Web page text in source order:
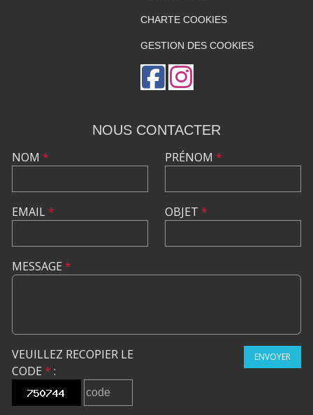
CHARTE COOKIES
GESTION DES COOKIES
NOUS CONTACTER
NOM *
EMAIL*
PRÉNOM *
OBJET *
MESSAGE *
VEUILLEZ RECOPIER LE
CODE * :
ENVOYER